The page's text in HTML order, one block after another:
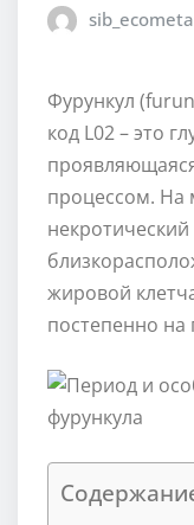
Фурункул
код L02 – это
процессом. На
жировой
постепенно